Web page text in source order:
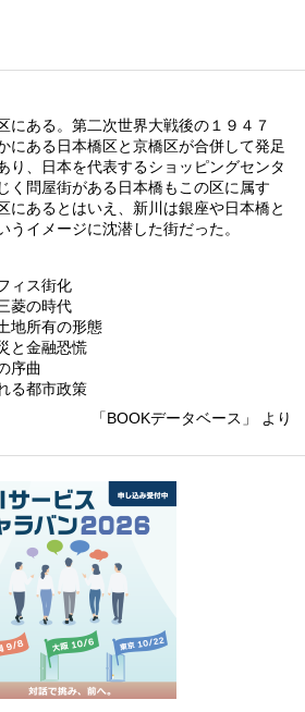
にある。第二次世界大戦後の１９４７
にある日本橋区と京橋区が合併して発足
り、日本を代表するショッピングセンタ
く問屋街がある日本橋もこの区に属す
にあるとはいえ、新川は銀座や日本橋と
うイメージに沈潜した街だった。
ィス街化
菱の時代
地所有の形態
と金融恐慌
序曲
る都市政策
「BOOKデータベース」 より